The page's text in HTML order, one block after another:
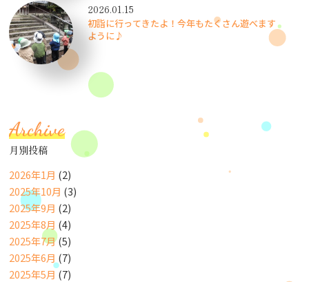
2026.01.15
初詣に行ってきたよ！今年もたくさん遊べます
ように♪
Archive
月別投稿
2026年1月 (2)
2025年10月 (3)
2025年9月 (2)
2025年8月 (4)
2025年7月(5)
2025年6月 (7)
2025年5月 (7)